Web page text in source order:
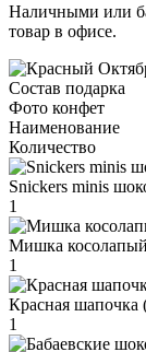
Наличными или
товар в офисе.
Состав подарка
Фото конфет
Наименование
Количество
Snickers minis
1
Мишка
1
Красная
1